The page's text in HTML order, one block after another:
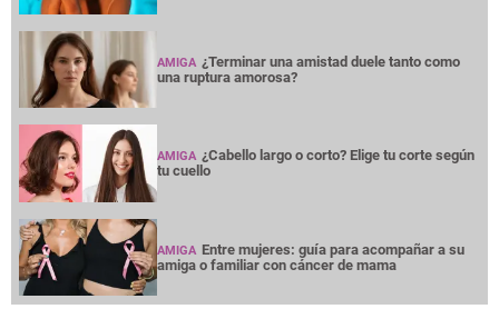
AMIGA ¿Terminar una amistad duele tanto como
una ruptura amorosa?
AMIGA ¿Cabello largo o corto? Elige tu corte según
tu cuello
AMIGA Entre mujeres: guía para acompañar a su
amiga o familiar con cáncer de mama